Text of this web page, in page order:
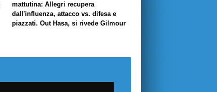
mattutina: Allegri recupera
dall'influenza, attacco vs. difesa e
piazzati. Out Hasa, si rivede Gilmour